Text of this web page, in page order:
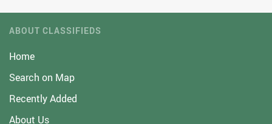
ABOUT CLASSIFIEDS
Home
Search on Map
Recently Added
About Us